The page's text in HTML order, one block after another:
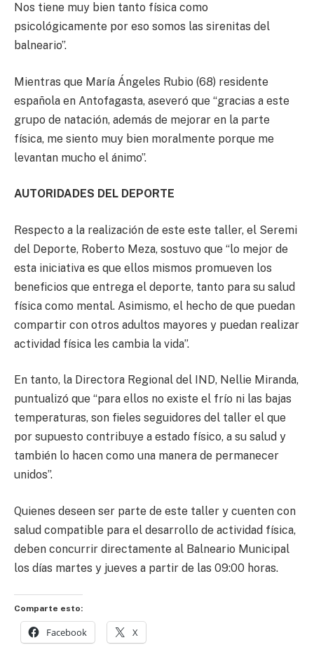
Nos tiene muy bien tanto física como
psicológicamente por eso somos las sirenitas del
balneario”.
Mientras que María Ángeles Rubio (68) residente
española en Antofagasta, aseveró que “gracias a este
grupo de natación, además de mejorar en la parte
física, me siento muy bien moralmente porque me
levantan mucho el ánimo”.
AUTORIDADES DEL DEPORTE
Respecto a la realización de este este taller, el Seremi
del Deporte, Roberto Meza, sostuvo que “lo mejor de
esta iniciativa es que ellos mismos promueven los
beneficios que entrega el deporte, tanto para su salud
física como mental. Asimismo, el hecho de que puedan
compartir con otros adultos mayores y puedan realizar
actividad física les cambia la vida”.
En tanto, la Directora Regional del IND, Nellie Miranda,
puntualizó que “para ellos no existe el frío ni las bajas
temperaturas, son fieles seguidores del taller el que
por supuesto contribuye a estado físico, a su salud y
también lo hacen como una manera de permanecer
unidos”.
Quienes deseen ser parte de este taller y cuenten con
salud compatible para el desarrollo de actividad física,
deben concurrir directamente al Balneario Municipal
los días martes y jueves a partir de las 09:00 horas.
Comparte esto:
Facebook X